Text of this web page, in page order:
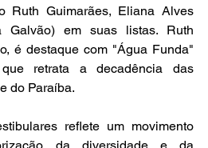
Ruth Guimarães, Eliana Alves
Galvão) em suas listas. Ruth
é destaque com "Água Funda"
retrata a decadência das
do Paraíba.
reflete um movimento